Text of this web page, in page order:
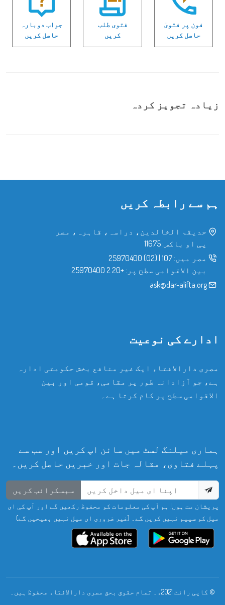
فون پر فتویٰ
حاصل کریں
فتوی طلب
کریں
جواب دوبارہ
حاصل کریں
زیادہ تجویز کردہ
ہم سے رابطہ کریں
حدیقۃ الخالدین، دراسہ، قاہرہ، مصر
پی او باکس: 11675
مصر میں: 107
|
(02) 25970400
بین الاقوامی سطح پر: +20 2 25970400
ask@dar-alifta.org
ادارے کی نوعیت
مصری دارالافتاء ایک غیر منافع بخش حکومتی ادارہ
ہے، جو آزادانہ طور پر مقامی، قومی اور بین
الاقوامی سطح پر کام کرتا ہے۔
ہماری میلنگ لسٹ میں سائن اپ کریں اور سب سے
پہلے فتاوی، مقالہ جات اور خبریں حاصل کریں۔
سبسکرائب کریں
پریشان مت ہوں! ہم آپ کی معلومات کو محفوظ رکھیں گے اور آپ کی ای
میل کو سپیم نہیں کریں گے۔ (غیر ضروری ای میل نہیں بھیجیں گے)
© کاپی رائٹ 2021ء۔ تمام حقوق بحق مصری دارالافتاء محفوظ ہیں۔